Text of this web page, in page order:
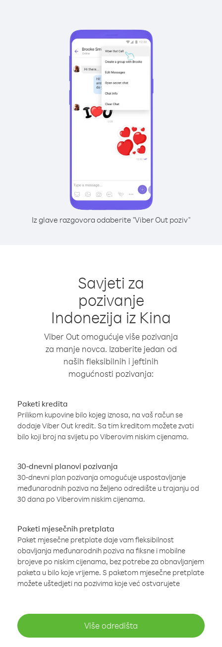
Iz glave razgovora odaberite "Viber Out poziv"
Savjeti za
pozivanje
Indonezija iz Kina
Viber Out omogućuje više pozivanja
za manje novca. Izaberite jedan od
naših fleksibilnih i jeftinih
mogućnosti pozivanja:
Paketi kredita
Prilikom kupovine bilo kojeg iznosa, na vaš račun se
dodaje Viber Out kredit. Sa tim kreditom možete zvati
bilo koji broj na svijetu po Viberovim niskim cijenama.
30-dnevni planovi pozivanja
30-dnevni plan pozivanja omogućuje uspostavljanje
međunarodnih poziva na željeno odredište u trajanju od
30 dana po Viberovim niskim cijenama.
Paketi mjesečnih pretplata
Paket mjesečne pretplate daje vam fleksibilnost
obavljanja međunarodnih poziva na fiksne i mobilne
brojeve po niskim cijenama, bez potrebe za obnavljanjem
paketa u bilo koje vrijeme. S paketom mjesečne pretplate
možete uštedjeti na pozivima koje već ostvarujete
Više odredišta